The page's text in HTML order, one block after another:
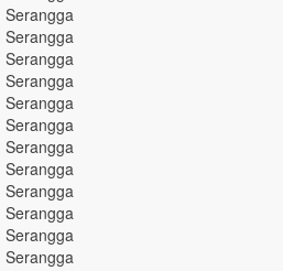
Serangga
Serangga
Serangga
Serangga
Serangga
Serangga
Serangga
Serangga
Serangga
Serangga
Serangga
Serangga